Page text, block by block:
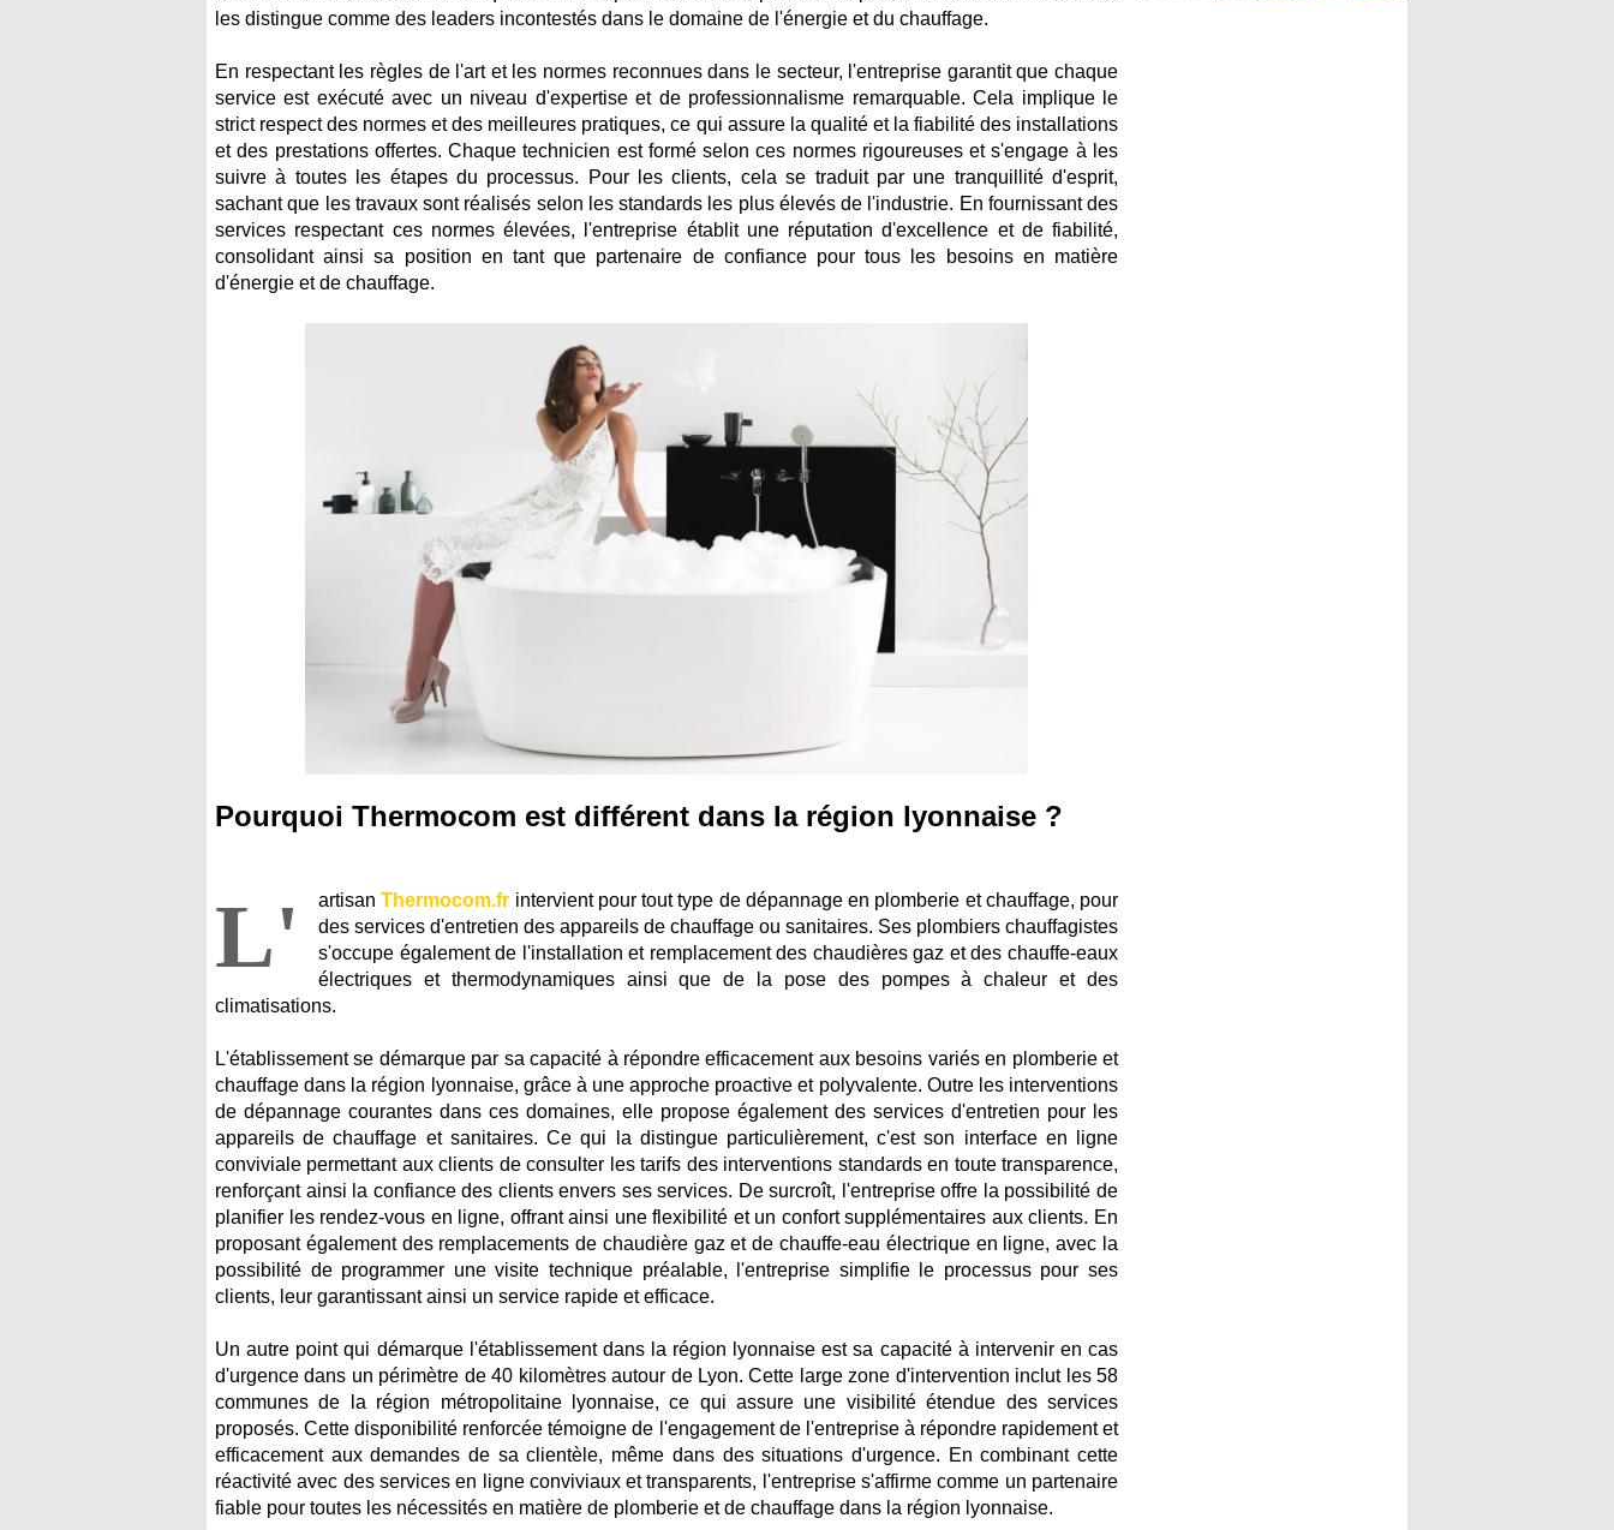
les distingue comme des leaders incontestés dans le domaine de l'énergie et du chauffage.
En respectant les règles de l'art et les normes reconnues dans le secteur, l'entreprise garantit que chaque
service est exécuté avec un niveau d'expertise et de professionnalisme remarquable. Cela implique le
strict respect des normes et des meilleures pratiques, ce qui assure la qualité et la fiabilité des installations
et des prestations offertes. Chaque technicien est formé selon ces normes rigoureuses et s'engage à les
suivre à toutes les étapes du processus. Pour les clients, cela se traduit par une tranquillité d'esprit,
sachant que les travaux sont réalisés selon les standards les plus élevés de l'industrie. En fournissant des
services respectant ces normes élevées, l'entreprise établit une réputation d'excellence et de fiabilité,
consolidant ainsi sa position en tant que partenaire de confiance pour tous les besoins en matière
d'énergie et de chauffage.
Pourquoi Thermocom est différent dans la région lyonnaise ?
L' artisanThermocom.fr intervient pour tout type de dépannage en plomberie et chauffage, pour
des services d'entretien des appareils de chauffage ou sanitaires. Ses plombiers chauffagistes
s'occupe également de l'installation et remplacement des chaudières gaz et des chauffe-eaux
électriques et thermodynamiques ainsi que de la pose des pompes à chaleur et des
climatisations.
L'établissement se démarque par sa capacité à répondre efficacement aux besoins variés en plomberie et
chauffage dans la région lyonnaise, grâce à une approche proactive et polyvalente. Outre les interventions
de dépannage courantes dans ces domaines, elle propose également des services d'entretien pour les
appareils de chauffage et sanitaires. Ce qui la distingue particulièrement, c'est son interface en ligne
conviviale permettant aux clients de consulter les tarifs des interventions standards en toute transparence,
renforçant ainsi la confiance des clients envers ses services. De surcroît, l'entreprise offre la possibilité de
planifier les rendez-vous en ligne, offrant ainsi une flexibilité et un confort supplémentaires aux clients. En
proposant également des remplacements de chaudière gaz et de chauffe-eau électrique en ligne, avec la
possibilité de programmer une visite technique préalable, l'entreprise simplifie le processus pour ses
clients, leur garantissant ainsi un service rapide et efficace.
Un autre point qui démarque l'établissement dans la région lyonnaise est sa capacité à intervenir en cas
d'urgence dans un périmètre de 40 kilomètres autour de Lyon. Cette large zone d'intervention inclut les 58
communes de la région métropolitaine lyonnaise, ce qui assure une visibilité étendue des services
proposés. Cette disponibilité renforcée témoigne de l'engagement de l'entreprise à répondre rapidement et
efficacement aux demandes de sa clientèle, même dans des situations d'urgence. En combinant cette
réactivité avec des services en ligne conviviaux et transparents, l'entreprise s'affirme comme un partenaire
fiable pour toutes les nécessités en matière de plomberie et de chauffage dans la région lyonnaise.